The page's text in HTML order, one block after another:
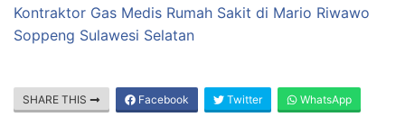
Kontraktor Gas Medis Rumah Sakit di Mario Riwawo
Soppeng Sulawesi Selatan
SHARE THIS Facebook Twitter WhatsApp